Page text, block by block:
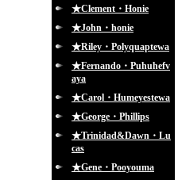
★Clement・Honie
★John・honie
★Riley・Polyquaptewa
★Fernando・Puhuhefv
aya
★Carol・Humeyestewa
★George・Phillips
★Trinidad&Dawn・Lu
cas
★Gene・Pooyouma